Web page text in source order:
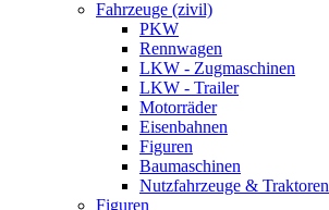
Fahrzeuge (zivil)
PKW
Rennwagen
LKW - Zugmaschinen
LKW - Trailer
Motorräder
Eisenbahnen
Figuren
Baumaschinen
Nutzfahrzeuge & Traktoren
Figuren